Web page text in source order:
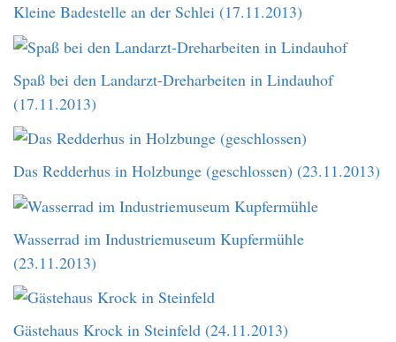
Kleine Badestelle an der Schlei (17.11.2013)
Spaß bei den Landarzt-Dreharbeiten in Lindauhof
(17.11.2013)
Das Redderhus in Holzbunge (geschlossen) (23.11.2013)
Wasserrad im Industriemuseum Kupfermühle
(23.11.2013)
Gästehaus Krock in Steinfeld (24.11.2013)